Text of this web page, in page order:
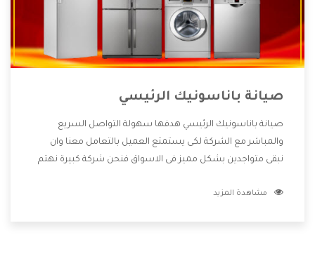
صيانة باناسونيك الرئيسي
صيانة باناسونيك الرئيسي هدفها سهولة التواصل السريع
والمباشر مع الشركة لكى يستمتع العميل بالتعامل معنا وان
نبقى متواجدين بشكل مميز فى الاسواق فنحن شركة كبيرة نهتم
الشركة بها والتى تكون منها خدمة الصيانة التى تكون من أهم
مشاهدة المزيد